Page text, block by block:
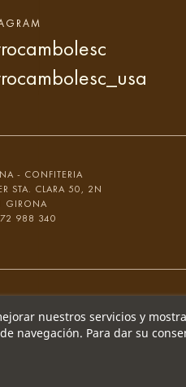
- CONFITERIA
STA. CLARA 50, 2N
GIRONA
988 340
nuestros servicios y
navegación. Para dar su